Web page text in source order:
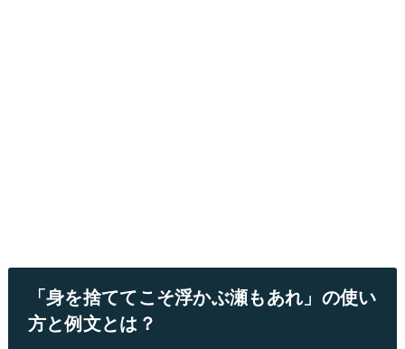
「身を捨ててこそ浮かぶ瀬もあれ」の使い
方と例文とは？